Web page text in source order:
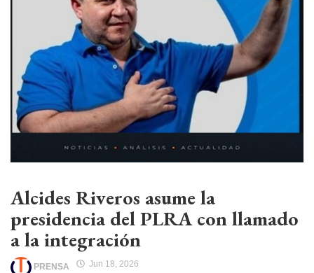
Alcides Riveros asume la
presidencia del PLRA con llamado
a la integración
PRENSA Jun 18, 2026